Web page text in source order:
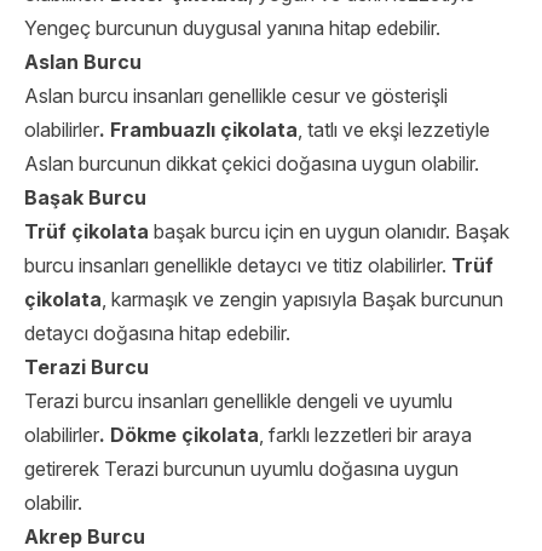
Yengeç burcunun duygusal yanına hitap edebilir.
Aslan Burcu
Aslan burcu insanları genellikle cesur ve gösterişli
olabilirler. Frambuazlı çikolata, tatlı ve ekşi lezzetiyle
Aslan burcunun dikkat çekici doğasına uygun olabilir.
Başak Burcu
Trüf çikolata başak burcu için en uygun olanıdır. Başak
burcu insanları genellikle detaycı ve titiz olabilirler. Trüf
çikolata, karmaşık ve zengin yapısıyla Başak burcunun
detaycı doğasına hitap edebilir.
Terazi Burcu
Terazi burcu insanları genellikle dengeli ve uyumlu
olabilirler. Dökme çikolata, farklı lezzetleri bir araya
getirerek Terazi burcunun uyumlu doğasına uygun
olabilir.
Akrep Burcu